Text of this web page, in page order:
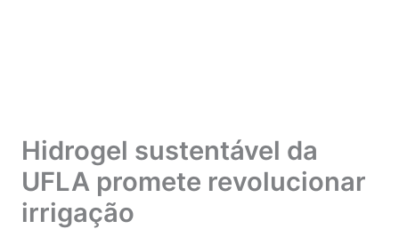
Hidrogel sustentável da
UFLA promete revolucionar
irrigação